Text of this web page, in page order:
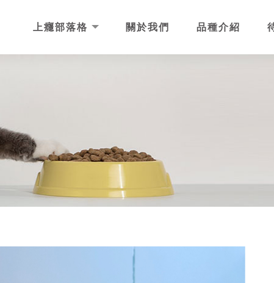
上癮部落格 關於我們 品種介紹